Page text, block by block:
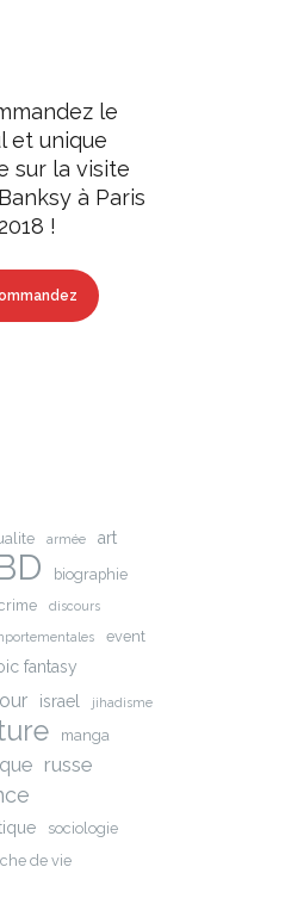
le
et unique
sur la visite
à Paris
!
armée art
biographie
discours
event
fantasy
israel jihadisme
manga
russe
sociologie
de vie